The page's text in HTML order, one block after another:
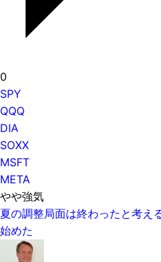
0
SPY
QQQ
DIA
SOXX
MSFT
META
やや強気
夏の調整局面は終わったと考え
始めた